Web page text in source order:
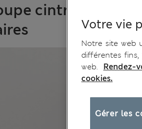
cintrée en
Votre vie
Notre site web
différentes
web.
Rendez-
cookies.
Gérer les